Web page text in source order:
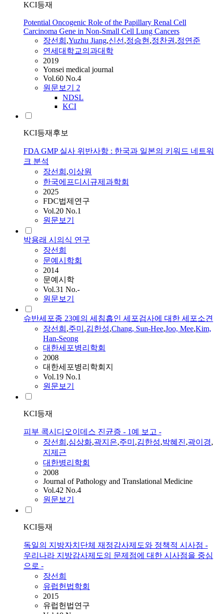
KCI등재
Potential Oncogenic Role of the Papillary Renal Cell
Carcinoma Gene in Non-Small Cell Lung Cancers
장선희 ,Yuzhu Jiang,신선,정승현,정찬권,정연준
연세대학교의과대학
2019
Yonsei medical journal
Vol.60 No.4
원문보기 2
NDSL
KCI
KCI등재후보
FDA GMP 실사 위반사항 : 한국과 일본의 키워드 네트워
크 분석
장선희 ,이상원
한국에프디시규제과학회
2025
FDC법제연구
Vol.20 No.1
원문보기
박용래 시의식 연구
장선희
문예시학회
2014
문예시학
Vol.31 No.-
원문보기
슈반세포종 23예의 세침흡인 세포검사에 대한 세포소견
장선희 ,주미 ,김한성,Chang, Sun-Hee,Joo, Mee,Kim,
Han-Seong
대한세포병리학회
2008
대한세포병리학회지
Vol.19 No.1
원문보기
KCI등재
피부 콕시디오이데스 진균증 - 1예 보고 -
장선희 ,심상화,곽지은,주미 ,김한성,박혜진,곽이경,
지제근
대한병리학회
2008
Journal of Pathology and Translational Medicine
Vol.42 No.4
원문보기
KCI등재
독일의 지방자치단체 재정감사제도와 정책적 시사점 -
우리나라 지방감사제도의 문제점에 대한 시사점을 중심
으로 -
장선희
유럽헌법학회
2015
유럽헌법연구